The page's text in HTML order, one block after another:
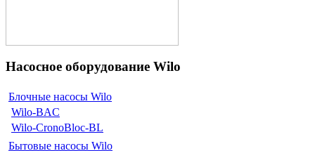
Насосное оборудование Wilo
Блочные насосы Wilo
Wilo-BAC
Wilo-CronoBloc-BL
Бытовые насосы Wilo